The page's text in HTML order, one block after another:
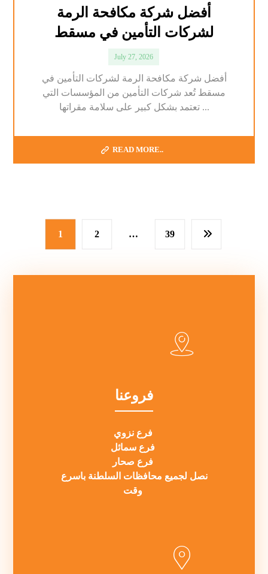
أفضل شركة مكافحة الرمة
لشركات التأمين في مسقط
July 27, 2026
أفضل شركة مكافحة الرمة لشركات التأمين في
مسقط تُعد شركات التأمين من المؤسسات التي
تعتمد بشكل كبير على سلامة مقراتها ...
READ MORE..
1 2 … 39
فروعنا
فرع نزوي
نصل لجميع محافظات السلطنة باسرع